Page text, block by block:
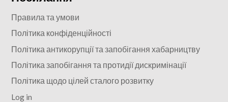
Правила та умови
Політика конфіденційності
Політика антикорупції та запобігання хабарництву
Політика запобігання та протидії дискримінації
Політика щодо цілей сталого розвитку
Log in